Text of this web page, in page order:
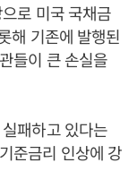
로 미국 국채금
해 기존에 발행된
들이 큰 손실을
패하고 있다는
준금리 인상에 강